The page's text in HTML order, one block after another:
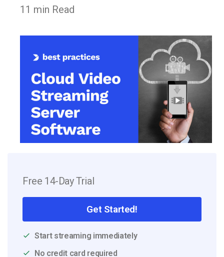
11 min Read
Free 14-Day Trial
Get Started!
Start streaming immediately
No credit card required